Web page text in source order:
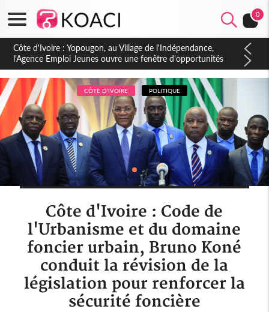
0
Côte d'Ivoire : CHU de Treichville, après la fronde, les agents
contractuels obtiennent un accord avec la direction sur les
arriérés du SMIG 2023
CÔTE D'IVOIRE POLITIQUE
Côte d'Ivoire : Code de
l'Urbanisme et du domaine
foncier urbain, Bruno Koné
conduit la révision de la
législation pour renforcer la
sécurité foncière